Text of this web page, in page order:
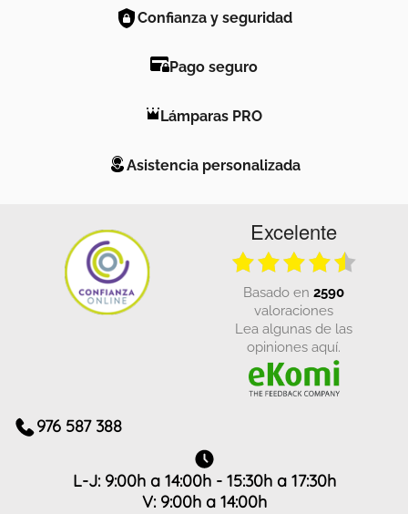
Confianza y seguridad
Pago seguro
Lámparas PRO
Asistencia personalizada
Excelente
basado en 2590
valoraciones
Lea algunas de las
opiniones aquí.
976 587 388
L-J: 9:00h a 14:00h - 15:30h a 17:30h
V: 9:00h a 14:00h